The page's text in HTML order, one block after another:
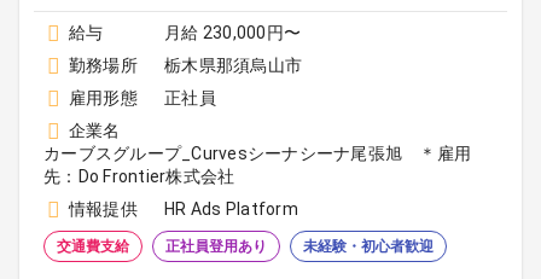
給与
月給 230,000円〜
勤務場所
栃木県那須烏山市
雇用形態
正社員
企業名
カーブスグループ_Curvesシーナシーナ尾張旭 ＊雇用
先：Do Frontier株式会社
情報提供
HR Ads Platform
交通費支給 正社員登用あり 未経験・初心者歓迎